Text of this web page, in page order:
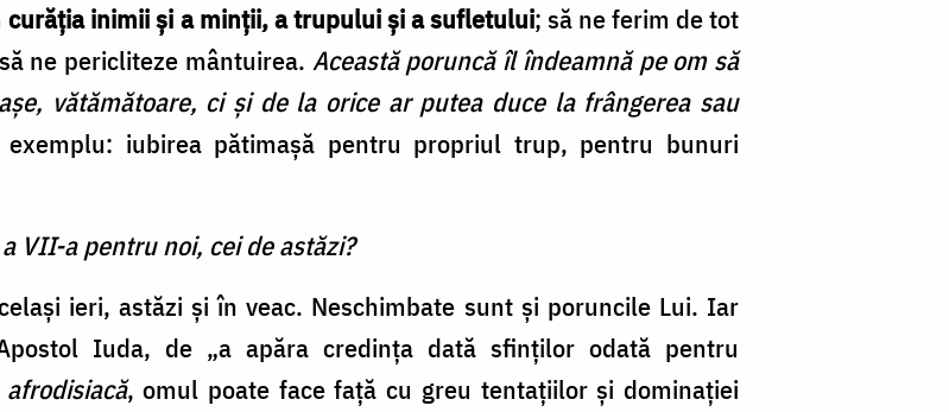
curăţia inimii şi a minţii, a trupului şi a sufletului; să ne ferim de tot
ne pericliteze mântuirea. Această poruncă îl îndeamnă pe om să
vătămătoare, ci şi de la orice ar putea duce la frângerea sau
exemplu: iubirea pătimaşă pentru propriul trup, pentru bunuri
VII-a pentru noi, cei de astăzi?
ieri, astăzi şi în veac. Neschimbate sunt şi poruncile Lui. Iar
Iuda, de „a apăra credinţa dată sfinţilor odată pentru
afrodisiacă, omul poate face faţă cu greu tentaţiilor şi dominaţiei